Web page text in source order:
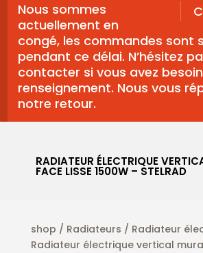
Nous sommes
actuellement en
congé, les commandes sont
pendant ce délai. N’hésitez
contacter si vous avez
renseignement. Nous vous
notre retour.
RADIATEUR ÉLECTRIQUE
FACE LISSE 1500W – STELRAD
shop / Radiateurs / Radiateur
Radiateur électrique vertical